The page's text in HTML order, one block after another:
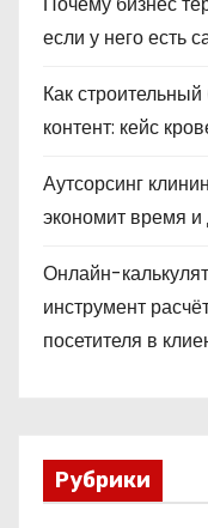
если у него есть
Как
контент: кейс
Аутсорсинг
экономит время и
Онлайн-
инструмент
посетителя в
Рубрики